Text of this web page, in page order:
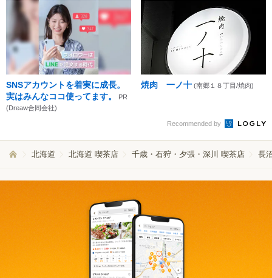
SNSアカウントを着実に成長。
実はみんなココ使ってます。
PR
(Dreaw合同会社)
焼肉 一ノ十 (南郷１８丁目/焼肉)
Recommended by
北海道 北海道 喫茶店 千歳・石狩・夕張・深川 喫茶店 長